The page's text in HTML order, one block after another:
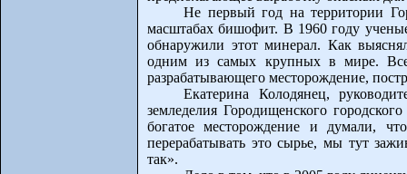
Не первый год на территории
масштабах бишофит. В 1960 году
обнаружили этот минерал. Как
одним из самых крупных в мире.
разрабатывающего месторождение,
Екатерина Колодянец,
земледелия Городищенского
богатое месторождение и думали,
перерабатывать это сырье, мы тут
так».